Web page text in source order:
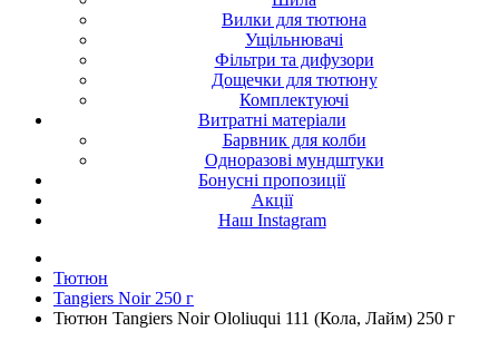
Вилки для тютюна
Ущільнювачі
Фільтри та дифузори
Дощечки для тютюну
Комплектуючі
Витратні матеріали
Барвник для колби
Одноразові мундштуки
Бонусні пропозиції
Акції
Наш Instagram
Тютюн
Tangiers Noir 250 г
Тютюн Tangiers Noir Ololiuqui 111 (Кола, Лайм) 250 г